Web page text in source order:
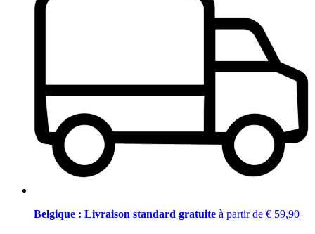
Belgique : Livraison standard gratuite à partir de € 59,90